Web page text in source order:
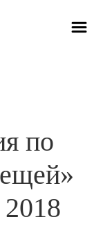
по